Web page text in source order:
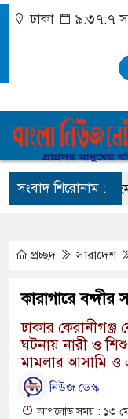
ঢাকা ৯:৩৭:৮
সংবাদ শিরোনাম :
সালমান এফ রহমান
প্রচ্ছদ সারাদেশ
কারাগারে বন্দীর
ঢাকার কেরানীগঞ্জ
ঘটনায় নারী ও
মামলার আসামি
নিউজ ডেস্ক
আপলোড সময় : ১৩